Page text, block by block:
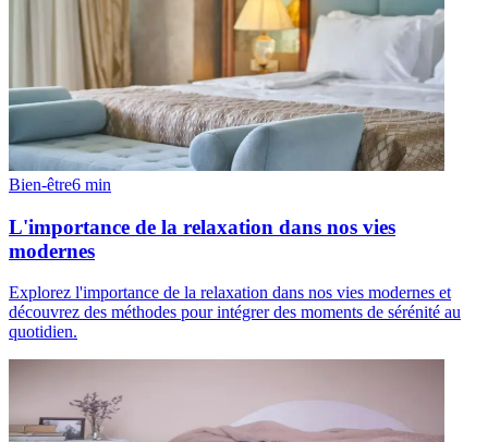
Bien-être6 min
L'importance de la relaxation dans nos vies
modernes
Explorez l'importance de la relaxation dans nos vies modernes et
découvrez des méthodes pour intégrer des moments de sérénité au
quotidien.